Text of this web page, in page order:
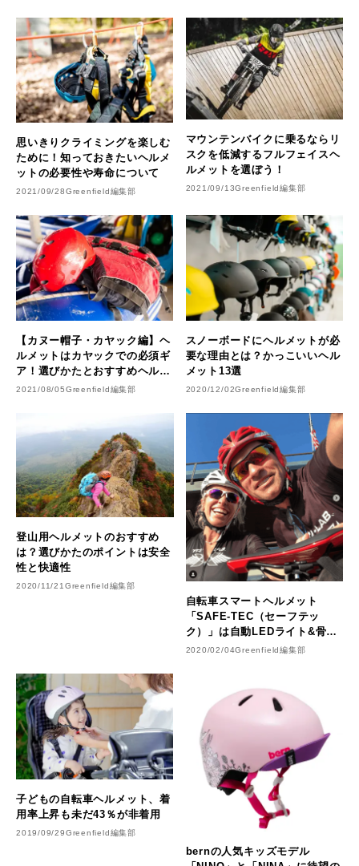
思いきりクライミングを楽しむ
ために！知っておきたいヘルメ
ットの必要性や寿命について
2021/09/28Greenfield編集部
マウンテンバイクに乗るならリ
スクを低減するフルフェイスヘ
ルメットを選ぼう！
2021/09/13Greenfield編集部
【カヌー帽子・カヤック編】ヘ
ルメットはカヤックでの必須ギ
ア！選びかたとおすすめヘルメ
ットを紹介
2021/08/05Greenfield編集部
スノーボードにヘルメットが必
要な理由とは？かっこいいヘル
メット13選
2020/12/02Greenfield編集部
登山用ヘルメットのおすすめ
は？選びかたのポイントは安全
性と快適性
2020/11/21Greenfield編集部
自転車スマートヘルメット
「SAFE-TEC（セーフテッ
ク）」は自動LEDライト&骨伝
導システムで音楽も通話も！
2020/02/04Greenfield編集部
子どもの自転車ヘルメット、着
用率上昇も未だ43％が非着用
2019/09/29Greenfield編集部
bernの人気キッズモデル